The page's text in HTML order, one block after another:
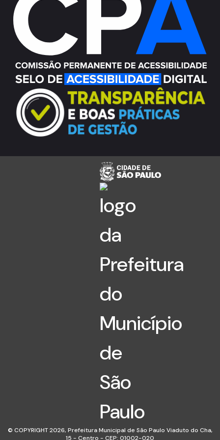
© COPYRIGHT 2026, Prefeitura Municipal de São Paulo Viaduto do Cha,
15 - Centro - CEP: 01002-020